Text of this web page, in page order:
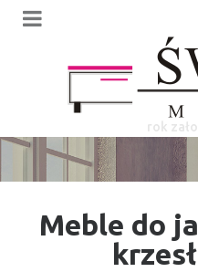
rok
Meble do